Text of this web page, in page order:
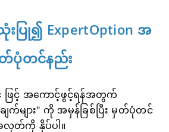
ပြု၍ ExpertOption အ
ပုံတင်နည်း
ဖြင့် အကောင့်ဖွင့်ရန်အတွက်
များ" ကို အမှန်ခြစ်ပြီး မှတ်ပုံတင်
လုတ်ကို နှိပ်ပါ။